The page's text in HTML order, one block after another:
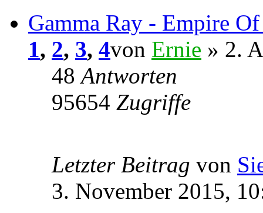
Gamma Ray - Empire
1, 2, 3, 4von Ernie » 2.
48Antworten
95654 Zugriffe
Letzter Beitrag von
3. November 2015,